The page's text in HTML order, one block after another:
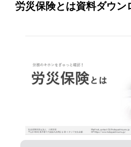
労災保険とは資料ダウン